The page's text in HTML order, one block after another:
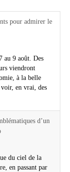
pour admirer le
au 9 août. Des
viendront
à la belle
en vrai, des
d’un
du ciel de la
en passant par